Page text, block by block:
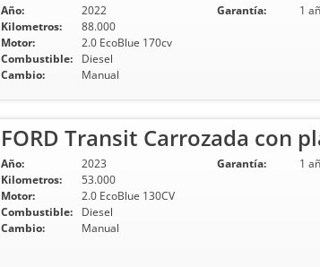
Año:
2022
Kilometros:
88.000
Motor:
2.0 EcoBlue 170cv
Combustible:
Diesel
Cambio:
Manual
Garantía: 1
FORD Transit Carrozada con
Año:
2023
Kilometros:
53.000
Motor:
2.0 EcoBlue 130CV
Combustible:
Diesel
Cambio:
Manual
Garantía: 1